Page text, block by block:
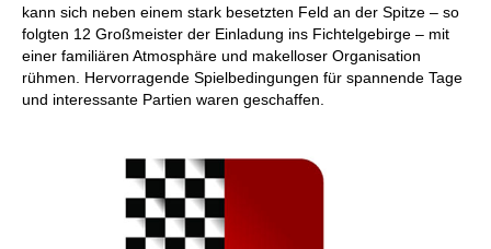
kann sich neben einem stark besetzten Feld an der Spitze – so
folgten 12 Großmeister der Einladung ins Fichtelgebirge – mit
einer familiären Atmosphäre und makelloser Organisation
rühmen. Hervorragende Spielbedingungen für spannende Tage
und interessante Partien waren geschaffen.